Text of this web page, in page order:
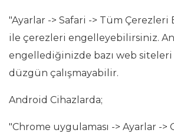
"Ayarlar -> Safari -> Tüm Çerezleri
ile çerezleri engelleyebilirsiniz.
engellediğinizde bazı web
düzgün çalışmayabilir.
Android Cihazlarda;
"Chrome uygulaması -> Ayarlar ->